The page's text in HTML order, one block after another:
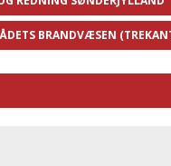
BRANDVÆSEN